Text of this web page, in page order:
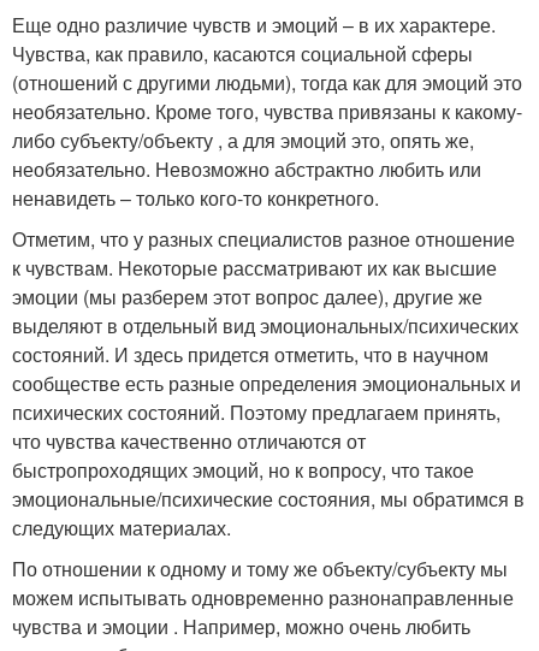
Еще одно различие чувств и эмоций – в их характере.
Чувства, как правило, касаются социальной сферы
(отношений с другими людьми), тогда как для эмоций это
необязательно. Кроме того, чувства привязаны к какому-
либо субъекту/объекту , а для эмоций это, опять же,
необязательно. Невозможно абстрактно любить или
ненавидеть – только кого-то конкретного.
Отметим, что у разных специалистов разное отношение
к чувствам. Некоторые рассматривают их как высшие
эмоции (мы разберем этот вопрос далее), другие же
выделяют в отдельный вид эмоциональных/психических
состояний. И здесь придется отметить, что в научном
сообществе есть разные определения эмоциональных и
психических состояний. Поэтому предлагаем принять,
что чувства качественно отличаются от
быстропроходящих эмоций, но к вопросу, что такое
эмоциональные/психические состояния, мы обратимся в
следующих материалах.
По отношении к одному и тому же объекту/субъекту мы
можем испытывать одновременно разнонаправленные
чувства и эмоции . Например, можно очень любить